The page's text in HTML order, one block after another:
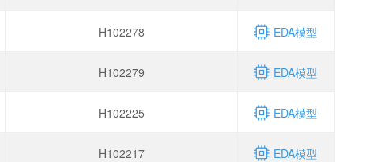
H102278 EDA模型
H102279 EDA模型
H102225 EDA模型
H102217 EDA模型